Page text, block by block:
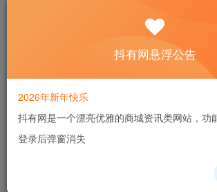
抖有网悬浮公告
2026年新年快乐
抖有网是一个漂亮优雅的商城资讯类网站，功
登录后弹窗消失